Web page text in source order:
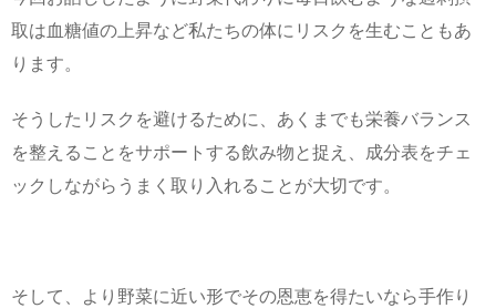
取は血糖値の上昇など私たちの体にリスクを生むこともあ
ります。
そうしたリスクを避けるために、あくまでも栄養バランス
を整えることをサポートする飲み物と捉え、成分表をチェ
ックしながらうまく取り入れることが大切です。
そして、より野菜に近い形でその恩恵を得たいなら手作り